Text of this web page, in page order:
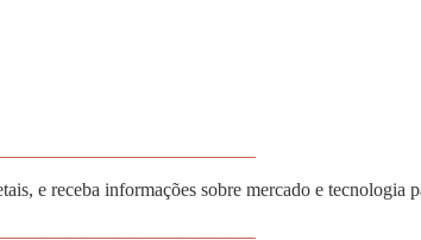
e receba informações sobre mercado e tecnologia